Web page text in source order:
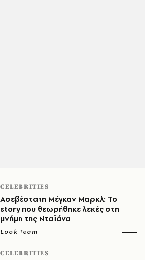
CELEBRITIES
Ασεβέστατη Μέγκαν Μαρκλ: Το
story που θεωρήθηκε λεκές στη
μνήμη της Νταϊάνα
Look Team
CELEBRITIES